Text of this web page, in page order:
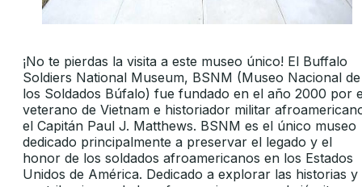
¡No te pierdas la visita a este museo único! El Buffalo
Soldiers National Museum, BSNM (Museo Nacional de
los Soldados Búfalo) fue fundado en el año 2000 por
veterano de Vietnam e historiador militar
el Capitán Paul J. Matthews. BSNM es el único museo
dedicado principalmente a preservar el legado y el
honor de los soldados afroamericanos en los Estados
Unidos de América. Dedicado a explorar las historias y